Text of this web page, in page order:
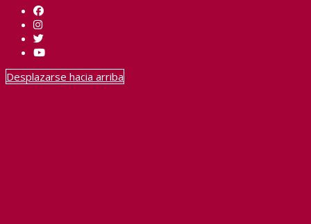
Desplazarse hacia arriba